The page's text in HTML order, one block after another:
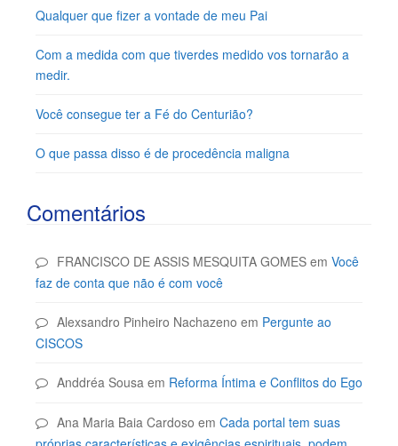
Qualquer que fizer a vontade de meu Pai
Com a medida com que tiverdes medido vos tornarão a
medir.
Você consegue ter a Fé do Centurião?
O que passa disso é de procedência maligna
Comentários
FRANCISCO DE ASSIS MESQUITA GOMES em Você
faz de conta que não é com você
Alexsandro Pinheiro Nachazeno em Pergunte ao
CISCOS
Anddréa Sousa em Reforma Íntima e Conflitos do Ego
Ana Maria Baia Cardoso em Cada portal tem suas